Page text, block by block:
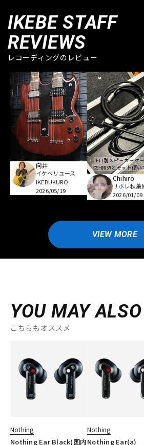
IKEBE STAFF
REVIEWS
レコーディングのレビュー
向井
イケベリユース
IKEBUKURO
2026/05/19
Chihirö
リボレ秋葉
2026/01/09
VIEW MORE
YOU MAY
こちらもオススメ
Nothing
Nothing Ear Black(国内
Nothing
Nothing Ear(a)